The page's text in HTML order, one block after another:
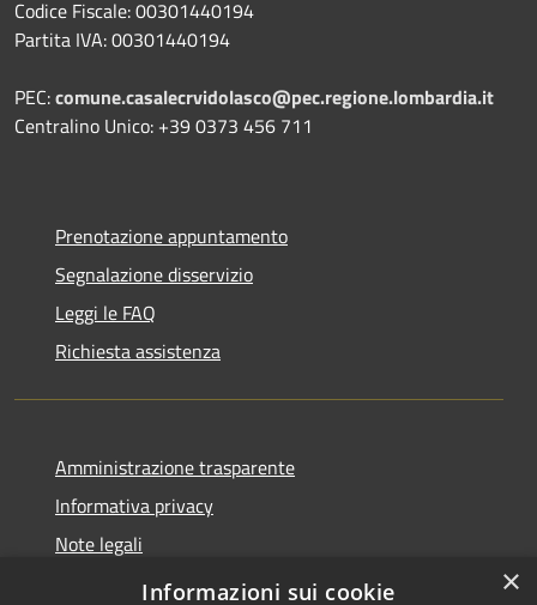
Codice Fiscale: 00301440194
Partita IVA: 00301440194
PEC:comune.casalecrvidolasco@pec.regione.lombardia.it
Centralino Unico: +39 0373 456 711
Prenotazione appuntamento
Segnalazione disservizio
Leggi le FAQ
Richiesta assistenza
Amministrazione trasparente
Informativa privacy
Note legali
Dichiarazione di accessibilità
×
Informazioni sui cookie